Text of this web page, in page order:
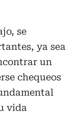
se
ya sea
un
chequeos
vida